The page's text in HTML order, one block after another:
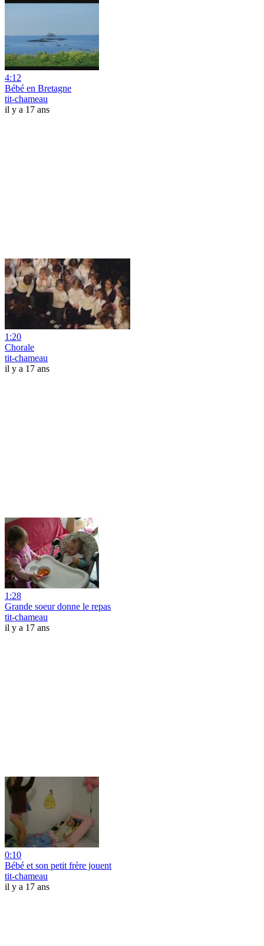
4:12
Bébé en Bretagne
tit-chameau
il y a 17 ans
1:20
Chorale
tit-chameau
il y a 17 ans
1:28
Grande soeur donne le repas
tit-chameau
il y a 17 ans
0:10
Bébé et son petit frère jouent
tit-chameau
il y a 17 ans